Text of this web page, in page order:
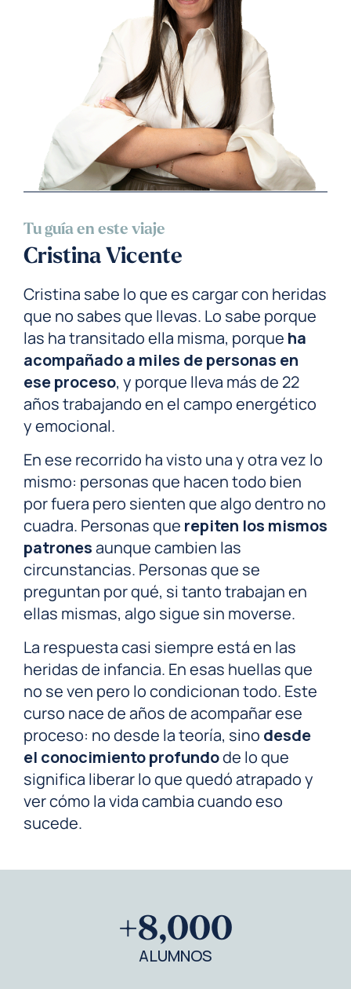
Tu guía en este viaje
Cristina Vicente
Cristina sabe lo que es cargar con heridas
que no sabes que llevas. Lo sabe porque
las ha transitado ella misma, porque ha
acompañado a miles de personas en
ese proceso, y porque lleva más de 22
años trabajando en el campo energético
y emocional.
En ese recorrido ha visto una y otra vez lo
mismo: personas que hacen todo bien
por fuera pero sienten que algo dentro no
cuadra. Personas que repiten los mismos
patronesaunque cambien las
circunstancias. Personas que se
preguntan por qué, si tanto trabajan en
ellas mismas, algo sigue sin moverse.
La respuesta casi siempre está en las
heridas de infancia. En esas huellas que
no se ven pero lo condicionan todo. Este
curso nace de años de acompañar ese
proceso: no desde la teoría, sino desde
el conocimiento profundode lo que
significa liberar lo que quedó atrapado y
ver cómo la vida cambia cuando eso
sucede.
ALUMNOS
+8,000